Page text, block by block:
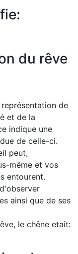
du rêve
de
et de la
indique une
de celle-ci.
peut,
même et vos
entourent.
ainsi que de ses
le chêne etait: